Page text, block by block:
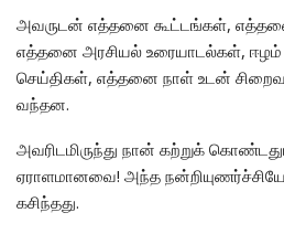
அவருடன் எத்தனை கூட்டங்கள்,
எத்தனை அரசியல் உரையாடல்கள்,
செய்திகள், எத்தனை நாள் உடன்
வந்தன.
அவரிடமிருந்து நான் கற்றுக்
ஏராளமானவை! அந்த
கசிந்தது.